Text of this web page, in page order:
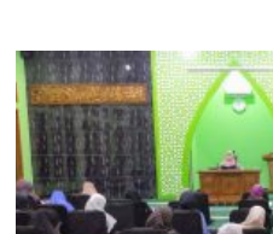
DPD
LDII
Purwakarta
Gelar
Konsolidasi
Organisasi,
Perkuat
Sinergi